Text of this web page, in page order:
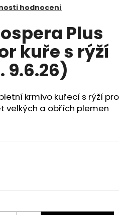
hodnocení
Plus
kuře s rýží
9.6.26)
krmivo kuřecí s rýží pro
velkých a obřích plemen